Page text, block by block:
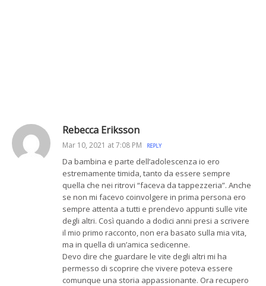
Rebecca Eriksson
Mar 10, 2021 at 7:08 PM REPLY
Da bambina e parte dell’adolescenza io ero
estremamente timida, tanto da essere sempre
quella che nei ritrovi “faceva da tappezzeria”. Anche
se non mi facevo coinvolgere in prima persona ero
sempre attenta a tutti e prendevo appunti sulle vite
degli altri. Così quando a dodici anni presi a scrivere
il mio primo racconto, non era basato sulla mia vita,
ma in quella di un’amica sedicenne.
Devo dire che guardare le vite degli altri mi ha
permesso di scoprire che vivere poteva essere
comunque una storia appassionante. Ora recupero